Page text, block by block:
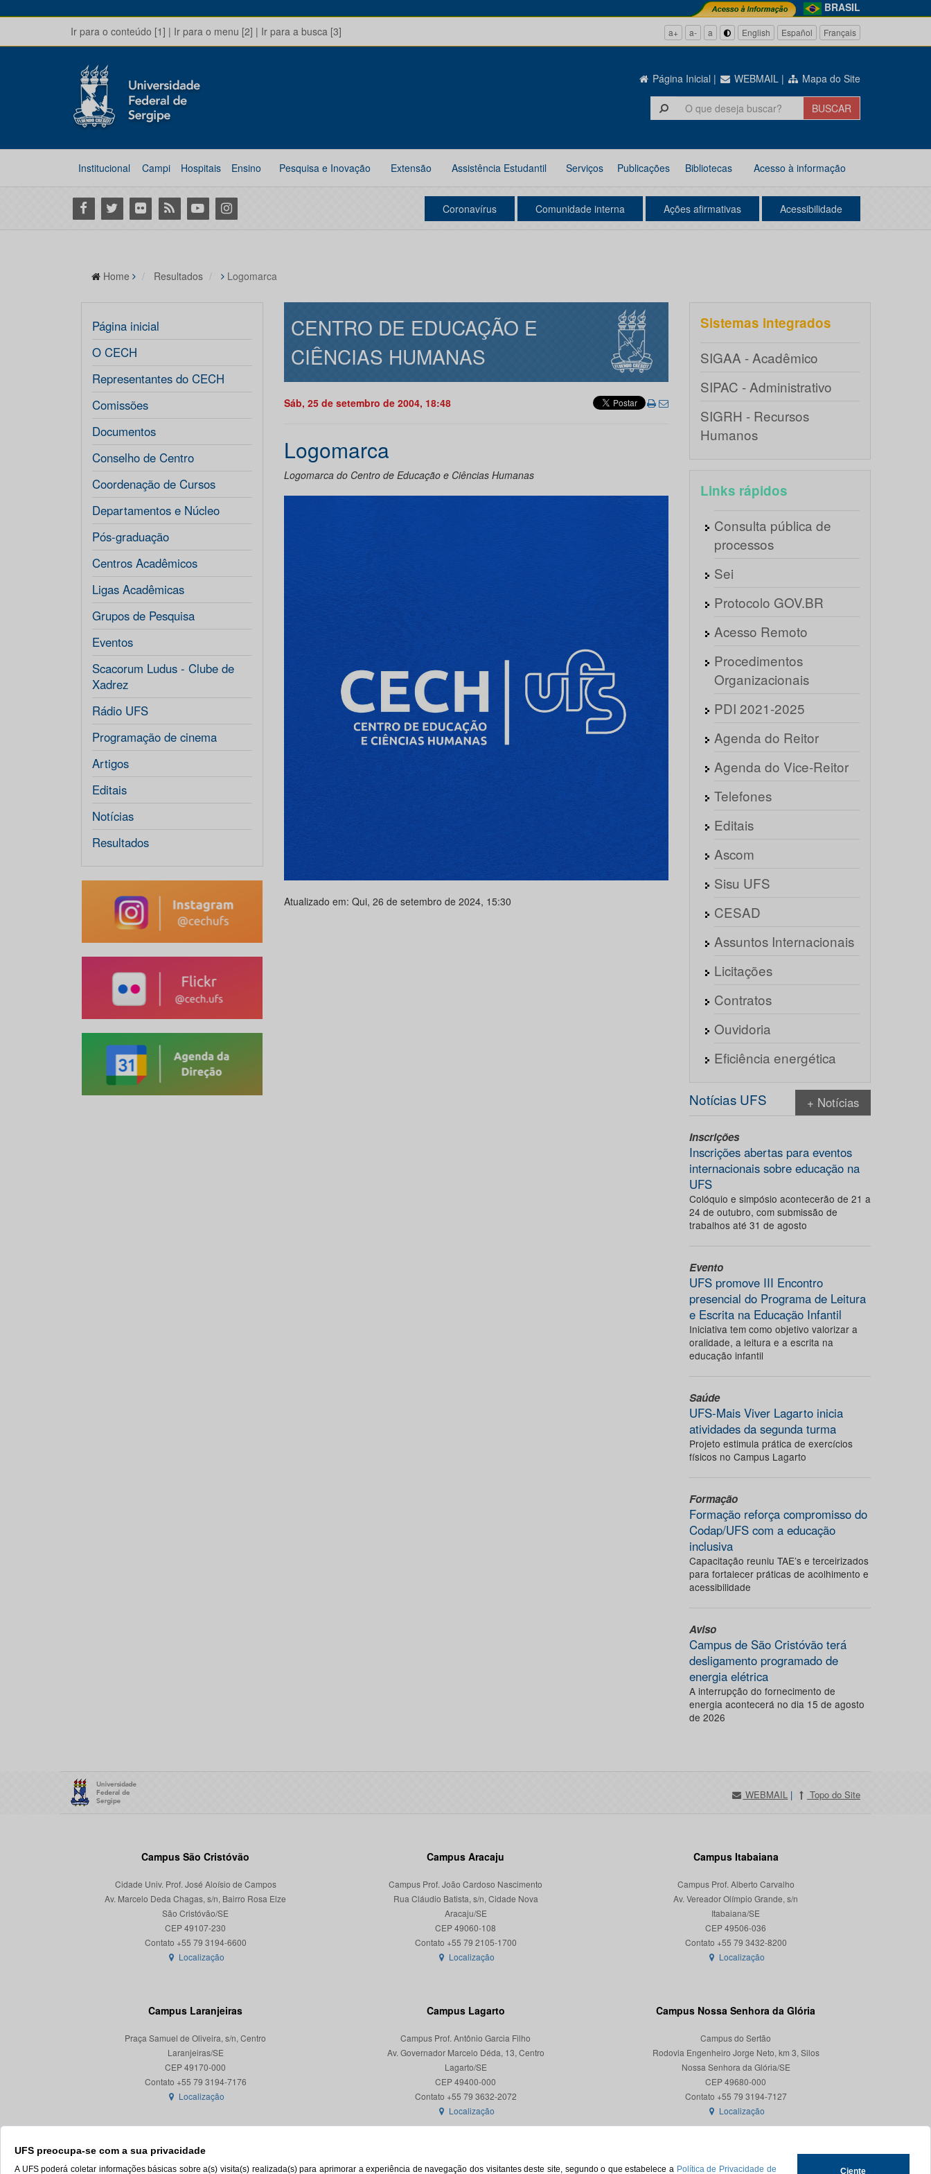
BRASIL
Ir para o conteúdo [1] | Ir para o menu [2] | Ir para a busca [3] a+ a- a English Español Français
Página Inicial | WEBMAIL | Mapa do Site
Institucional Campi Hospitais Ensino Pesquisa e Inovação Extensão Assistência Estudantil Serviços Publicações Bibliotecas Acesso à informação
Facebook
Twitter Flickr RSS YoutubeInstagram Coronavírus Comunidade interna Ações afirmativas Acessibilidade
UFS preocupa-se com a sua privacidade
A UFS poderá coletar informações básicas sobre a(s) visita(s) realizada(s) para aprimorar a experiência de navegação dos visitantes deste site, segundo o que estabelece a Política de Privacidade de Ciente
Home Resultados Logomarca
Página inicial
O CECH
Representantes do CECH
Comissões
Documentos
Conselho de Centro
Coordenação de Cursos
Departamentos e Núcleo
Pós-graduação
Centros Acadêmicos
Ligas Acadêmicas
Grupos de Pesquisa
Eventos
Scacorum Ludus - Clube de
Xadrez
Rádio UFS
Programação de cinema
Artigos
Editais
Notícias
Resultados
CENTRO DE EDUCAÇÃO E
CIÊNCIAS HUMANAS
Sáb, 25 de setembro de 2004, 18:48
Logomarca
Logomarca do Centro de Educação e Ciências Humanas
Atualizado em: Qui, 26 de setembro de 2024, 15:30
Sistemas integrados
SIGAA - Acadêmico
SIPAC - Administrativo
SIGRH - Recursos
Humanos
Links rápidos
Consulta pública de
processos
Sei
Protocolo GOV.BR
Acesso Remoto
Procedimentos
Organizacionais
PDI 2021-2025
Agenda do Reitor
Agenda do Vice-Reitor
Telefones
Editais
Ascom
Sisu UFS
CESAD
Assuntos Internacionais
Licitações
Contratos
Ouvidoria
Eficiência energética
Notícias UFS + Notícias
Inscrições
Inscrições abertas para eventos
internacionais sobre educação na
UFS
Colóquio e simpósio acontecerão de 21 a
24 de outubro, com submissão de
trabalhos até 31 de agosto
Evento
UFS promove III Encontro
presencial do Programa de Leitura
e Escrita na Educação Infantil
Iniciativa tem como objetivo valorizar a
oralidade, a leitura e a escrita na
educação infantil
Saúde
UFS-Mais Viver Lagarto inicia
atividades da segunda turma
Projeto estimula prática de exercícios
físicos no Campus Lagarto
Formação
Formação reforça compromisso do
Codap/UFS com a educação
inclusiva
Capacitação reuniu TAE’s e terceirizados
para fortalecer práticas de acolhimento e
acessibilidade
Aviso
Campus de São Cristóvão terá
desligamento programado de
energia elétrica
A interrupção do fornecimento de
energia acontecerá no dia 15 de agosto
de 2026
WEBMAIL | Topo do Site
Campus São Cristóvão
Cidade Univ. Prof. José Aloísio de Campos
Av. Marcelo Deda Chagas, s/n, Bairro Rosa Elze
São Cristóvão/SE
CEP 49107-230
Localização
Campus Aracaju
Campus Prof. João Cardoso Nascimento
Rua Cláudio Batista, s/n, Cidade Nova
Aracaju/SE
CEP 49060-108
Localização
Campus Itabaiana
Campus Prof. Alberto Carvalho
Av. Vereador Olímpio Grande, s/n
Itabaiana/SE
CEP 49506-036
Localização
Campus Laranjeiras
Praça Samuel de Oliveira, s/n, Centro
Laranjeiras/SE
CEP 49170-000
Localização
Campus Lagarto
Campus Prof. Antônio Garcia Filho
Av. Governador Marcelo Déda, 13, Centro
Lagarto/SE
CEP 49400-000
Localização
Campus Nossa Senhora da Glória
Campus do Sertão
Rodovia Engenheiro Jorge Neto, km 3, Silos
Nossa Senhora da Glória/SE
CEP 49680-000
Contato +55 79 3194-7127
Localização